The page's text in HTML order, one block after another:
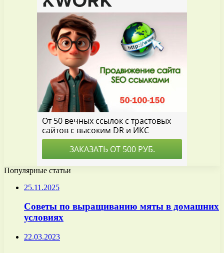
Популярные статьи
25.11.2025
Советы по выращиванию мяты в домашних
условиях
22.03.2023